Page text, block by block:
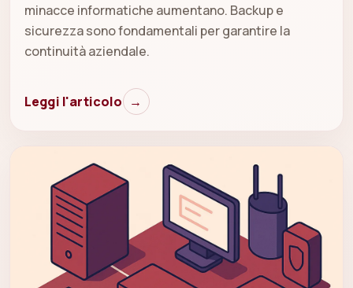
minacce informatiche aumentano. Backup e
sicurezza sono fondamentali per garantire la
continuità aziendale.
Leggi l'articolo →